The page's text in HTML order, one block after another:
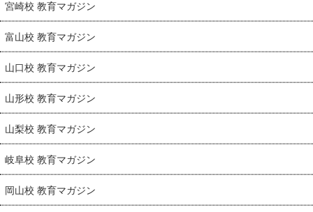
宮崎校 教育マガジン
富山校 教育マガジン
山口校 教育マガジン
山形校 教育マガジン
山梨校 教育マガジン
岐阜校 教育マガジン
岡山校 教育マガジン